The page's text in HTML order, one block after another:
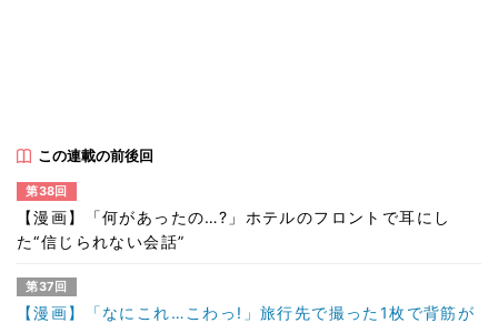
この連載の前後回
第38回
【漫画】「何があったの…?」ホテルのフロントで耳にし
た“信じられない会話”
第37回
【漫画】「なにこれ…こわっ!」旅行先で撮った1枚で背筋が